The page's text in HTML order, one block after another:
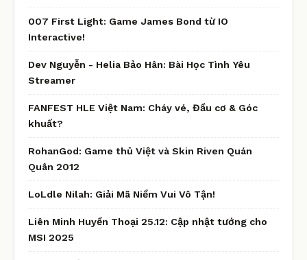
007 First Light: Game James Bond từ IO
Interactive!
Dev Nguyễn - Helia Bảo Hân: Bài Học Tình Yêu
Streamer
FANFEST HLE Việt Nam: Cháy vé, Đầu cơ & Góc
khuất?
RohanGod: Game thủ Việt và Skin Riven Quán
Quân 2012
LoLdle Nilah: Giải Mã Niềm Vui Vô Tận!
Liên Minh Huyền Thoại 25.12: Cập nhật tướng cho
MSI 2025